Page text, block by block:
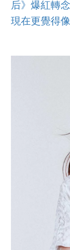
后》爆紅轉
現在更覺得